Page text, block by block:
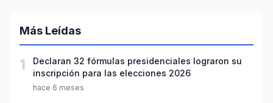
Más Leídas
1
Declaran 32 fórmulas presidenciales lograron su
inscripción para las elecciones 2026
hace 6 meses